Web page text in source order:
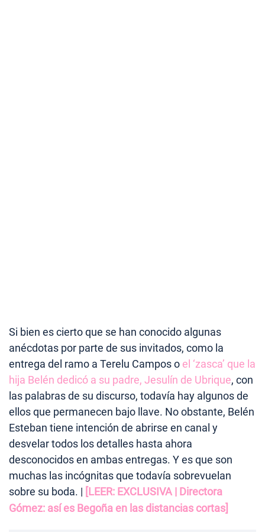
Si bien es cierto que se han conocido algunas
anécdotas por parte de sus invitados, como la
entrega del ramo a Terelu Campos o el ‘zasca’ que la
hija Belén dedicó a su padre, Jesulín de Ubrique, con
las palabras de su discurso, todavía hay algunos de
ellos que permanecen bajo llave. No obstante, Belén
Esteban tiene intención de abrirse en canal y
desvelar todos los detalles hasta ahora
desconocidos en ambas entregas. Y es que son
muchas las incógnitas que todavía sobrevuelan
sobre su boda. | [LEER: EXCLUSIVA | Directora
Gómez: así es Begoña en las distancias cortas]